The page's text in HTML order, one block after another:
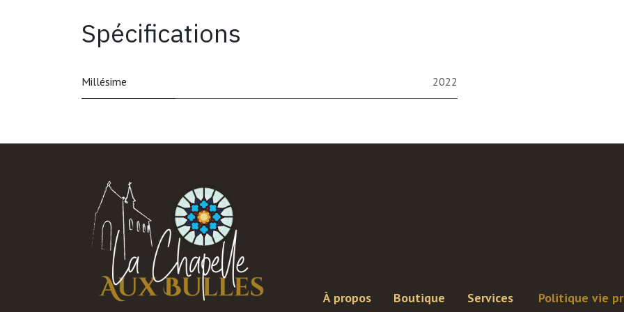
Spécifications
Millésime 2022
À propos Boutique Services Politique vie